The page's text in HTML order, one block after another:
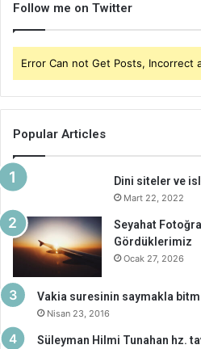
Follow me on Twitter
Error Can not Get Posts, Incorrect
Popular Articles
Dini siteler ve
Mart 22, 2022
Seyahat
Gördüklerimiz
Ocak 27, 2026
Vakia suresinin saymakla
Nisan 23, 2016
Süleyman Hilmi Tunahan hz.